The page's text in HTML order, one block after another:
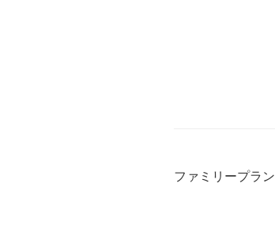
ファミリープラン ​